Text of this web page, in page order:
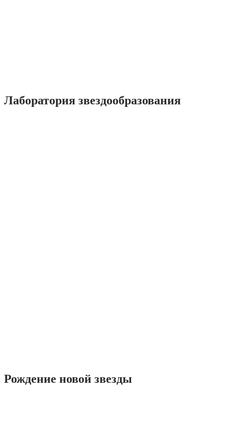
Лаборатория звездообразования
Рождение новой звезды